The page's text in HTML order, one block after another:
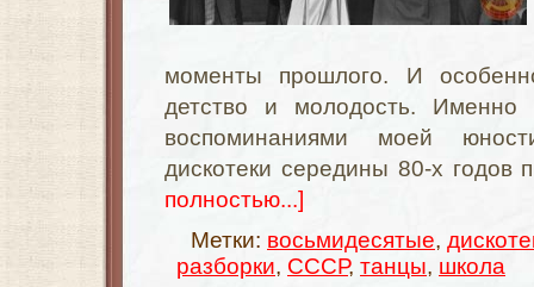
моменты прошлого. И
детство и молодость. Именно
воспоминаниями моей
дискотеки середины 80-х годов
полностью...]
Метки: восьмидесятые,
разборки, СССР, танцы, школа